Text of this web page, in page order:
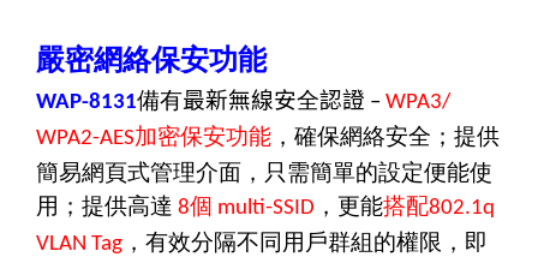
嚴密網絡保安功能
WAP-8131備有最新無線安全認證 – WPA3/
WPA2-AES加密保安功能 ，確保網絡安全；提供
簡易網頁式管理介面，只需簡單的設定便能使
用；提供高達 8個 multi-SSID ，更能搭配802.1q
VLAN Tag ，有效分隔不同用戶群組的權限，即